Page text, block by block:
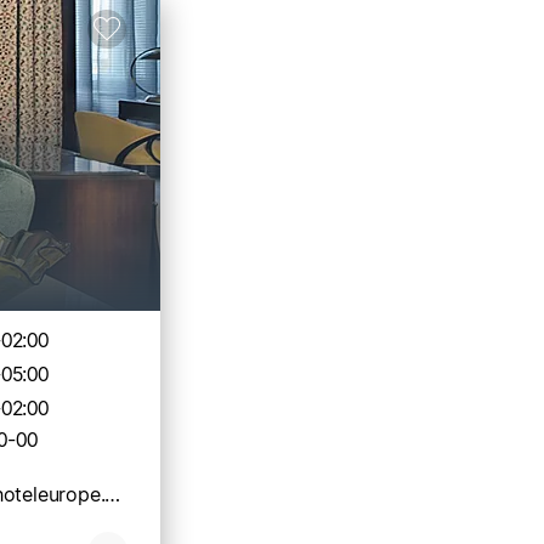
00
hotel@grandhoteleurope.com